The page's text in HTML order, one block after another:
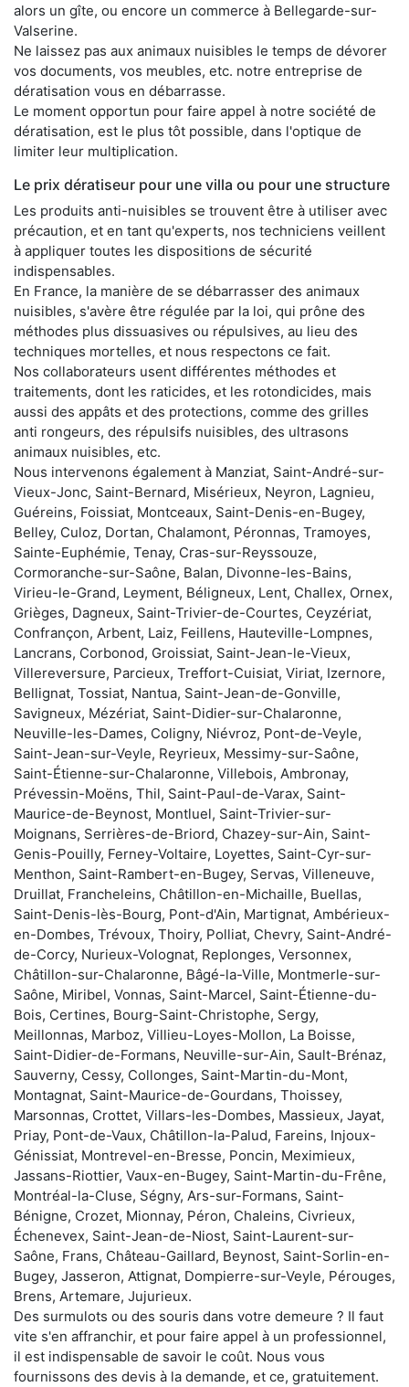
alors un gîte, ou encore un commerce à Bellegarde-sur-
Valserine.
Ne laissez pas aux animaux nuisibles le temps de dévorer
vos documents, vos meubles, etc. notre entreprise de
dératisation vous en débarrasse.
Le moment opportun pour faire appel à notre société de
dératisation, est le plus tôt possible, dans l'optique de
limiter leur multiplication.
Le prix dératiseur pour une villa ou pour une structure
Les produits anti-nuisibles se trouvent être à utiliser avec
précaution, et en tant qu'experts, nos techniciens veillent
à appliquer toutes les dispositions de sécurité
indispensables.
En France, la manière de se débarrasser des animaux
nuisibles, s'avère être régulée par la loi, qui prône des
méthodes plus dissuasives ou répulsives, au lieu des
techniques mortelles, et nous respectons ce fait.
Nos collaborateurs usent différentes méthodes et
traitements, dont les raticides, et les rotondicides, mais
aussi des appâts et des protections, comme des grilles
anti rongeurs, des répulsifs nuisibles, des ultrasons
animaux nuisibles, etc.
Nous intervenons également à Manziat, Saint-André-sur-
Vieux-Jonc, Saint-Bernard, Misérieux, Neyron, Lagnieu,
Guéreins, Foissiat, Montceaux, Saint-Denis-en-Bugey,
Belley, Culoz, Dortan, Chalamont, Péronnas, Tramoyes,
Sainte-Euphémie, Tenay, Cras-sur-Reyssouze,
Cormoranche-sur-Saône, Balan, Divonne-les-Bains,
Virieu-le-Grand, Leyment, Béligneux, Lent, Challex, Ornex,
Grièges, Dagneux, Saint-Trivier-de-Courtes, Ceyzériat,
Confrançon, Arbent, Laiz, Feillens, Hauteville-Lompnes,
Lancrans, Corbonod, Groissiat, Saint-Jean-le-Vieux,
Villereversure, Parcieux, Treffort-Cuisiat, Viriat, Izernore,
Bellignat, Tossiat, Nantua, Saint-Jean-de-Gonville,
Savigneux, Mézériat, Saint-Didier-sur-Chalaronne,
Neuville-les-Dames, Coligny, Niévroz, Pont-de-Veyle,
Saint-Jean-sur-Veyle, Reyrieux, Messimy-sur-Saône,
Saint-Étienne-sur-Chalaronne, Villebois, Ambronay,
Prévessin-Moëns, Thil, Saint-Paul-de-Varax, Saint-
Maurice-de-Beynost, Montluel, Saint-Trivier-sur-
Moignans, Serrières-de-Briord, Chazey-sur-Ain, Saint-
Genis-Pouilly, Ferney-Voltaire, Loyettes, Saint-Cyr-sur-
Menthon, Saint-Rambert-en-Bugey, Servas, Villeneuve,
Druillat, Francheleins, Châtillon-en-Michaille, Buellas,
Saint-Denis-lès-Bourg, Pont-d'Ain, Martignat, Ambérieux-
en-Dombes, Trévoux, Thoiry, Polliat, Chevry, Saint-André-
de-Corcy, Nurieux-Volognat, Replonges, Versonnex,
Châtillon-sur-Chalaronne, Bâgé-la-Ville, Montmerle-sur-
Saône, Miribel, Vonnas, Saint-Marcel, Saint-Étienne-du-
Bois, Certines, Bourg-Saint-Christophe, Sergy,
Meillonnas, Marboz, Villieu-Loyes-Mollon, La Boisse,
Saint-Didier-de-Formans, Neuville-sur-Ain, Sault-Brénaz,
Sauverny, Cessy, Collonges, Saint-Martin-du-Mont,
Montagnat, Saint-Maurice-de-Gourdans, Thoissey,
Marsonnas, Crottet, Villars-les-Dombes, Massieux, Jayat,
Priay, Pont-de-Vaux, Châtillon-la-Palud, Fareins, Injoux-
Génissiat, Montrevel-en-Bresse, Poncin, Meximieux,
Jassans-Riottier, Vaux-en-Bugey, Saint-Martin-du-Frêne,
Montréal-la-Cluse, Ségny, Ars-sur-Formans, Saint-
Bénigne, Crozet, Mionnay, Péron, Chaleins, Civrieux,
Échenevex, Saint-Jean-de-Niost, Saint-Laurent-sur-
Saône, Frans, Château-Gaillard, Beynost, Saint-Sorlin-en-
Bugey, Jasseron, Attignat, Dompierre-sur-Veyle, Pérouges,
Brens, Artemare, Jujurieux.
Des surmulots ou des souris dans votre demeure ? Il faut
vite s'en affranchir, et pour faire appel à un professionnel,
il est indispensable de savoir le coût. Nous vous
fournissons des devis à la demande, et ce, gratuitement.